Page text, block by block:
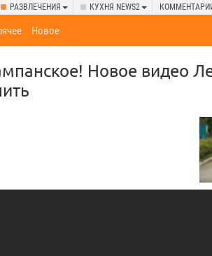
РАЗВЛЕЧЕНИЯ КУХНЯ NEWS2
Новое
Новое видео